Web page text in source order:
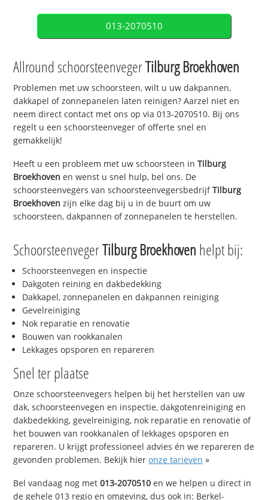
013-2070510
Allround schoorsteenvegerTilburg Broekhoven
Problemen met uw schoorsteen, wilt u uw dakpannen,
dakkapel of zonnepanelen laten reinigen? Aarzel niet en
neem direct contact met ons op via 013-2070510. Bij ons
regelt u een schoorsteenveger of offerte snel en
gemakkelijk!
Heeft u een probleem met uw schoorsteen inTilburg
Broekhoven en wenst u snel hulp, bel ons. De
schoorsteenvegers van schoorsteenvegersbedrijfTilburg
Broekhoven zijn elke dag bij u in de buurt om uw
schoorsteen, dakpannen of zonnepanelen te herstellen.
SchoorsteenvegerTilburg Broekhoven helpt bij:
Schoorsteenvegen en inspectie
Dakgoten reining en dakbedekking
Dakkapel, zonnepanelen en dakpannen reiniging
Gevelreiniging
Nok reparatie en renovatie
Bouwen van rookkanalen
Lekkages opsporen en repareren
Snel ter plaatse
Onze schoorsteenvegers helpen bij het herstellen van uw
dak, schoorsteenvegen en inspectie, dakgotenreiniging en
dakbedekking, gevelreiniging, nok reparatie en renovatie of
het bouwen van rookkanalen of lekkages opsporen en
repareren. U krijgt professioneel advies én we repareren de
gevonden problemen. Bekijk hieronze tarieven »
Bel vandaag nog met013-2070510 en we helpen u direct in
de gehele 013 regio en omgeving, dus ook in: Berkel-